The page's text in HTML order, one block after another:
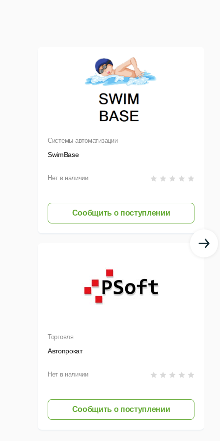
функциям, которые ему разрешены.
что делал в программе.
Системы автоматизации
SwimBase
Нет в наличии
Сообщить о поступлении
Торговля
Автопрокат
Нет в наличии
Сообщить о поступлении